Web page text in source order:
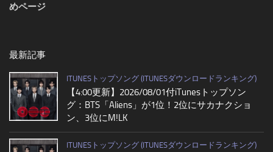
めページ
最新記事
ITUNESトップソング (ITUNESダウンロードランキング)
【4:00更新】2026/08/01付iTunesトップソン
グ：BTS「Aliens」が1位！2位にサカナクショ
ン、3位にM!LK
ITUNESトップソング (ITUNESダウンロードランキング)